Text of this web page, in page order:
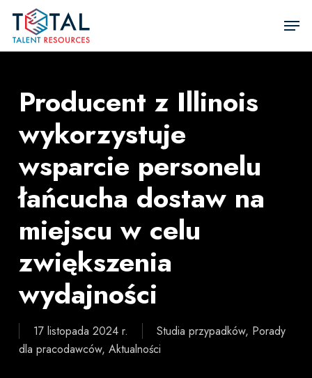
Przejdź
głównej
Producent z Illinois
wykorzystuje
wsparcie personelu
łańcucha dostaw na
miejscu w celu
zwiększenia
wydajności
17 listopada 2024 r. Studia przypadków, Porady
dla pracodawców, Aktualności